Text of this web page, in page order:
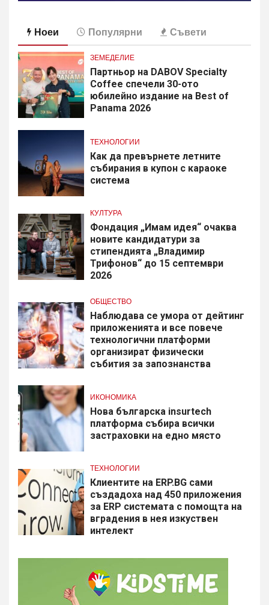
Ноеи Популярни Съвети
ЗЕМЕДЕЛИЕ
Партньор на DABOV Specialty
Coffee спечели 30-ото
юбилейно издание на Best of
Panama 2026
ТЕХНОЛОГИИ
Как да превърнете летните
събирания в купон с караоке
система
КУЛТУРА
Фондация „Имам идея“ очаква
новите кандидатури за
стипендията „Владимир
Трифонов“ до 15 септември
2026
ОБЩЕСТВО
Наблюдава се умора от дейтинг
приложенията и все повече
технологични платформи
организират физически
събития за запознанства
ИКОНОМИКА
Нова българска insurtech
платформа събира всички
застраховки на едно място
ТЕХНОЛОГИИ
Клиентите на ERP.BG сами
създадоха над 450 приложения
за ERP системата с помощта на
вградения в нея изкуствен
интелект